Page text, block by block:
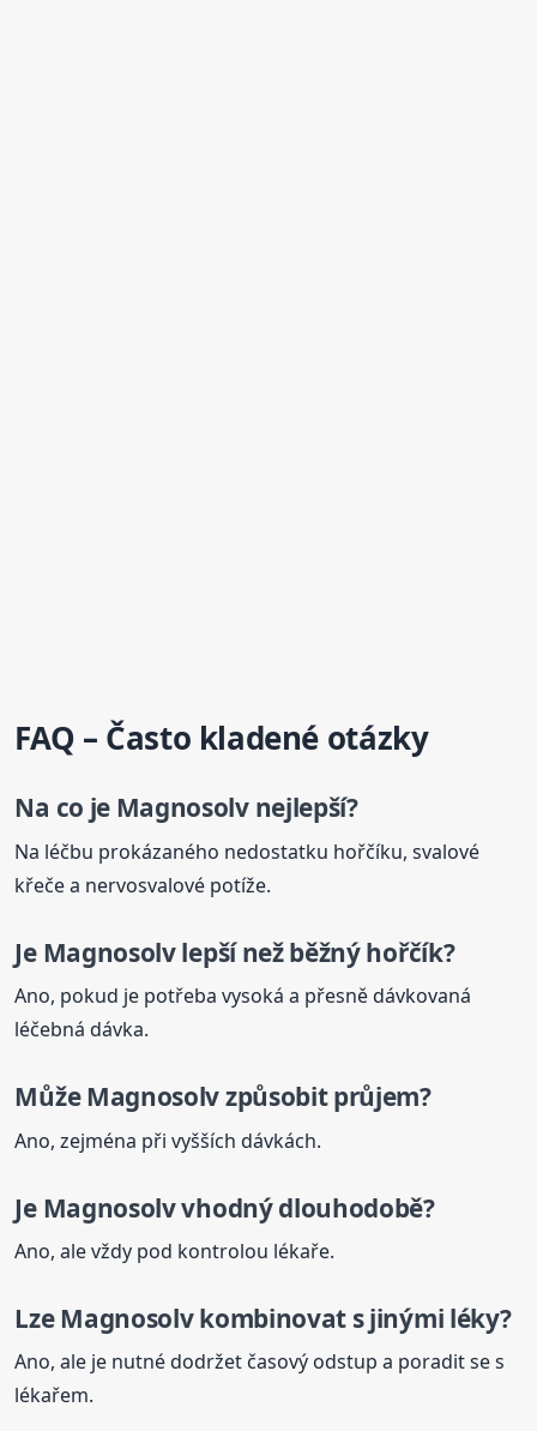
FAQ – Často kladené otázky
Na co je Magnosolvnejlepší?
Na léčbu prokázaného nedostatku hořčíku, svalové
křeče a nervosvalové potíže.
Je Magnosolvlepší než běžný hořčík?
Ano, pokud je potřeba vysoká a přesně dávkovaná
léčebná dávka.
MůžeMagnosolvzpůsobit průjem?
Ano, zejména při vyšších dávkách.
Je Magnosolvvhodný dlouhodobě?
Ano, ale vždy pod kontrolou lékaře.
LzeMagnosolvkombinovat s jinými léky?
Ano, ale je nutné dodržet časový odstup a poradit se s
lékařem.